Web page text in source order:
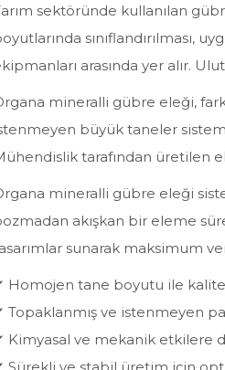
sektöründe kullanılan
sınıflandırılması,
arasında yer alır.
mineralli gübre eleği,
büyük taneler sistem
tarafından üretilen
mineralli gübre eleği
akışkan bir eleme
sunarak maksimum
Homojen tane boyutu ile
Topaklanmış ve istenmeyen
Kimyasal ve mekanik etkilere
Sürekli ve stabil üretim için